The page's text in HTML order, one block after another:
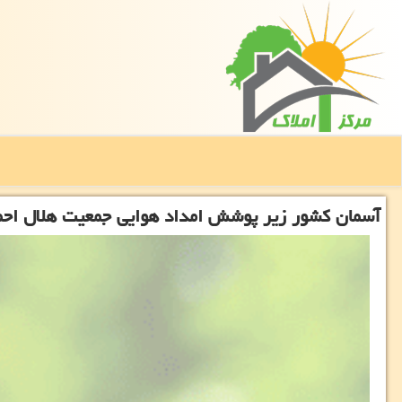
آسمان كشور زیر پوشش امداد هوایی جمعیت هلال